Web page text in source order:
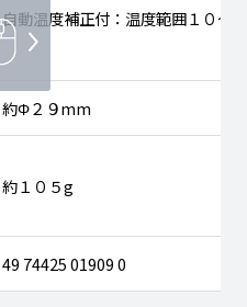
自動温度補正付：温度範囲１０～
約Φ２９mm
約１０５g
49 74425 01909 0